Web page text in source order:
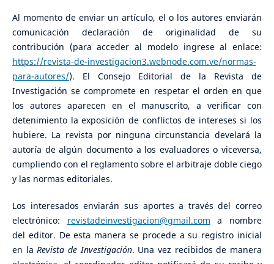
Al momento de enviar un artículo, el o los autores enviarán
comunicación declaración de originalidad de su
contribución (para acceder al modelo ingrese al enlace:
https://revista-de-investigacion3.webnode.com.ve/normas-
para-autores/). El Consejo Editorial de la Revista de
Investigación se compromete en respetar el orden en que
los autores aparecen en el manuscrito, a verificar con
detenimiento la exposición de conflictos de intereses si los
hubiere. La revista por ninguna circunstancia develará la
autoría de algún documento a los evaluadores o viceversa,
cumpliendo con el reglamento sobre el arbitraje doble ciego
y las normas editoriales.
Los interesados enviarán sus aportes a través del correo
electrónico: revistadeinvestigacion@gmail.com a nombre
del editor. De esta manera se procede a su registro inicial
en laRevista de Investigación. Una vez recibidos de manera